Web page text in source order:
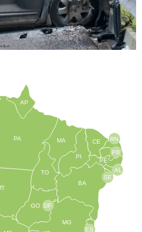
TO
BA
SE
PE
AL
RN
CE
PI
MA
AP
PA
GO
MG
ES
DF
PB